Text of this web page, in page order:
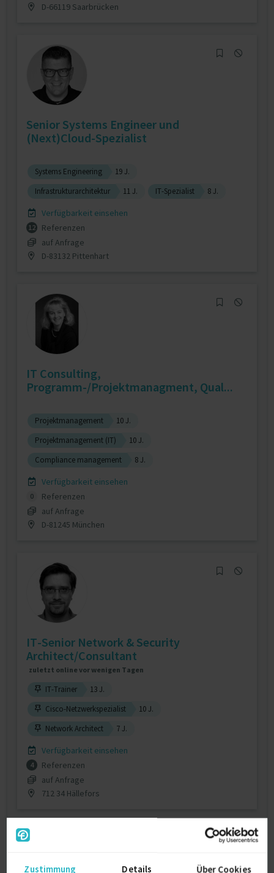
Zustimmung Details Über Cookies
D-66119 Saarbrücken
Senior Systems Engineer und
(Next)Cloud-Spezialist
Systems Engineering
19 J.
Infrastrukturarchitektur
11 J. IT-Spezialist 8 J.
Verfügbarkeit einsehen
12
Referenzen
auf Anfrage
D-83132 Pittenhart
IT Consulting,
Programm-/Projektmanagment, Qual...
Projektmanagement
10 J.
Projektmanagement (IT)
10 J.
Compliance management
8 J.
Verfügbarkeit einsehen
0
Referenzen
auf Anfrage
D-81245 München
IT-Senior Network & Security
Architect/Consultant
zuletzt online vor wenigen Tagen
IT-Trainer
13 J.
Cisco-Netzwerkspezialist
10 J.
Network Architect
7 J.
Verfügbarkeit einsehen
4
Referenzen
auf Anfrage
712 34 Hällefors